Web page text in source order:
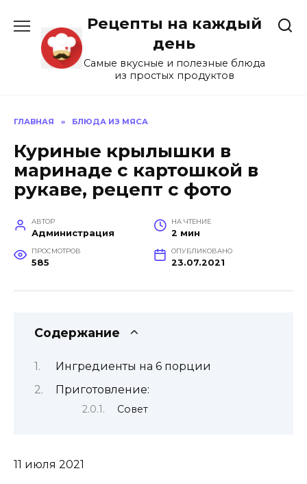
содержанию
Рецепты на каждый
день
Самые вкусные и полезные блюда
из простых продуктов
ГЛАВНАЯ » БЛЮДА ИЗ МЯСА
Куриные крылышки в
маринаде с картошкой в
рукаве, рецепт с фото
АВТОР
Администрация
НА ЧТЕНИЕ
2 мин
ПРОСМОТРОВ
585
ОПУБЛИКОВАНО
23.07.2021
Содержание
Ингредиенты на 6 порции
Приготовление:
Совет
11 июля 2021